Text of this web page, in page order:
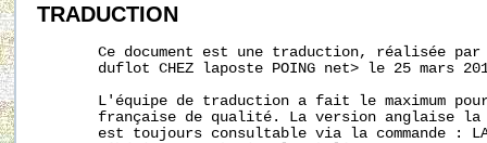
TRADUCTION
Ce document est une traduction, réalisée
duflot CHEZ laposte POING net> le 25 mars
L'équipe de traduction a fait le maximum
française de qualité. La version anglaise
est toujours consultable via la commande :